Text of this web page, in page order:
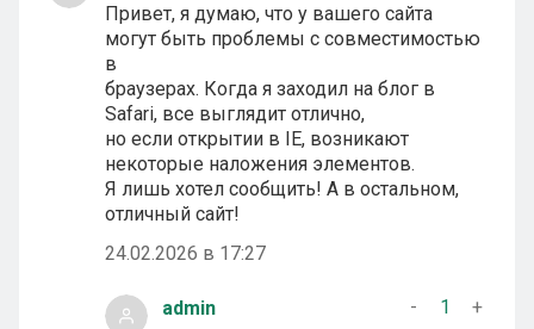
Привет, я думаю, что у вашего сайта
могут быть проблемы с совместимостью
в
браузерах. Когда я заходил на блог в
Safari, все выглядит отлично,
но если открытии в IE, возникают
некоторые наложения элементов.
Я лишь хотел сообщить! А в остальном,
отличный сайт!
24.02.2026 в 17:27
admin - 1
+